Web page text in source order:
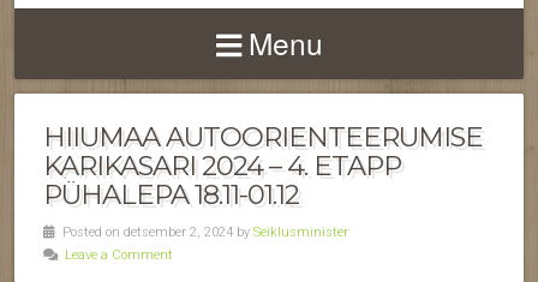
Menu
HIIUMAA AUTOORIENTEERUMISE
KARIKASARI 2024 – 4. ETAPP
PÜHALEPA 18.11-01.12
Posted on detsember 2, 2024 by Seiklusminister
Leave a Comment